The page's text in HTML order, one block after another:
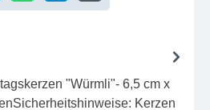
"Würmli"- 6,5 cm x
Kerzen